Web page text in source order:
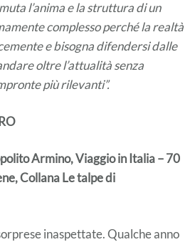
l’anima e la struttura di un
complesso perché la realtà
e bisogna difendersi dalle
oltre l’attualità senza
più rilevanti”.
Armino, Viaggio in Italia – 70
Collana Le talpe di
inaspettate. Qualche anno